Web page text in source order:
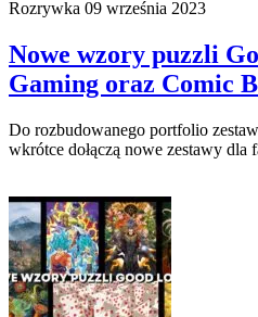
Rozrywka 09 września 2023
Nowe wzory puzzli
Gaming oraz Comic
Do rozbudowanego portfolio
wkrótce dołączą nowe zestawy